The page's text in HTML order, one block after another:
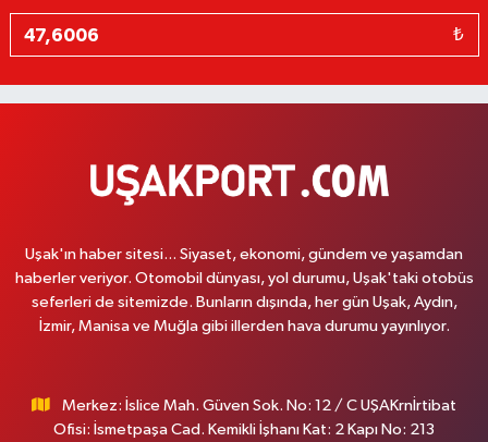
₺
Uşak'ın haber sitesi... Siyaset, ekonomi, gündem ve yaşamdan
haberler veriyor. Otomobil dünyası, yol durumu, Uşak'taki otobüs
seferleri de sitemizde. Bunların dışında, her gün Uşak, Aydın,
İzmir, Manisa ve Muğla gibi illerden hava durumu yayınlıyor.
Merkez: İslice Mah. Güven Sok. No: 12 / C UŞAKrnİrtibat
Ofisi: İsmetpaşa Cad. Kemikli İşhanı Kat: 2 Kapı No: 213